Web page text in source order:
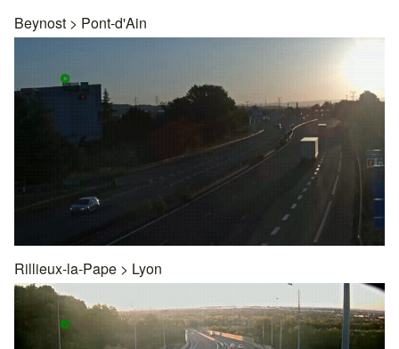
Beynost > Pont-d'Ain
Rillieux-la-Pape > Lyon